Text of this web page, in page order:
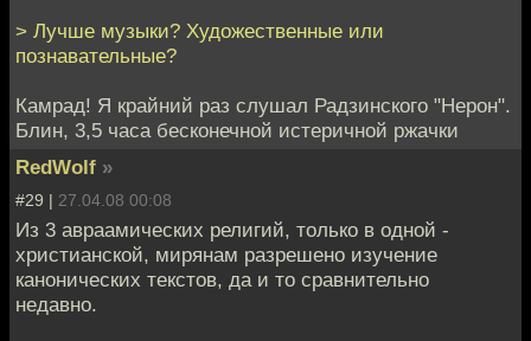
> Лучше музыки? Художественные или
познавательные?
Камрад! Я крайний раз слушал Радзинского "Нерон".
Блин, 3,5 часа бесконечной истеричной ржачки
RedWolf »
#29 | 27.04.08 00:08
Из 3 авраамических религий, только в одной -
христианской, мирянам разрешено изучение
канонических текстов, да и то сравнительно
недавно.